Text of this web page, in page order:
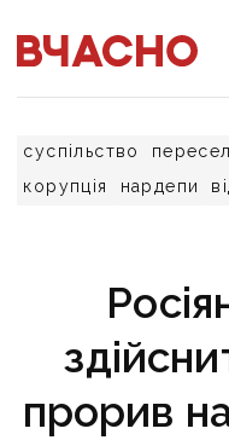
суспільство
корупція
нардепи
прорив